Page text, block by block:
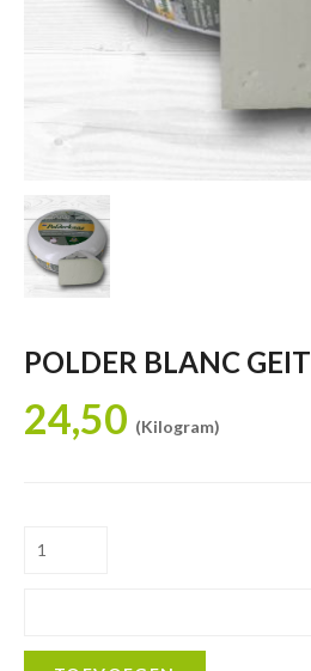
POLDER BLANC GEIT
24,50 (Kilogram)